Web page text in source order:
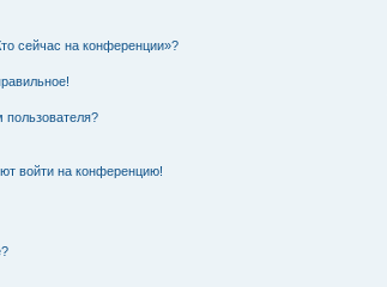
сейчас на конференции»?
войти на конференцию!